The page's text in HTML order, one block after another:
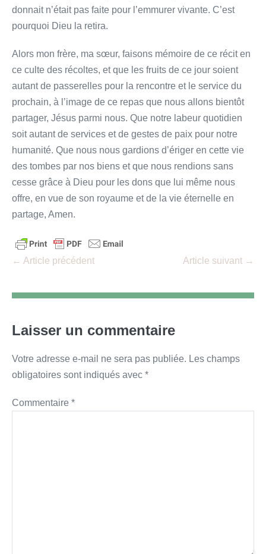
donnait n’était pas faite pour l’emmurer vivante. C’est
pourquoi Dieu la retira.
Alors mon frère, ma sœur, faisons mémoire de ce récit en
ce culte des récoltes, et que les fruits de ce jour soient
autant de passerelles pour la rencontre et le service du
prochain, à l’image de ce repas que nous allons bientôt
partager, Jésus parmi nous. Que notre labeur quotidien
soit autant de services et de gestes de paix pour notre
humanité. Que nous nous gardions d’ériger en cette vie
des tombes par nos biens et que nous rendions sans
cesse grâce à Dieu pour les dons que lui même nous
offre, en vue de son royaume et de la vie éternelle en
partage, Amen.
Navigation
← Article précédent Article suivant →
Laisser un commentaire
Votre adresse e-mail ne sera pas publiée. Les champs
obligatoires sont indiqués avec *
Commentaire *